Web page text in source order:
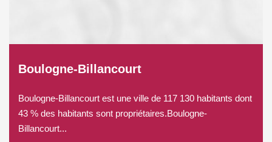
Boulogne-Billancourt
Boulogne-Billancourt est une ville de 117 130 habitants dont
43 % des habitants sont propriétaires.Boulogne-
Billancourt...